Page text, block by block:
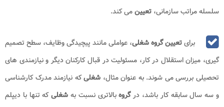
سلسله ‌مراتب سازمانی، تعیینمی ‌کند.
برایتعیین گروه شغلی، عواملی مانند پیچیدگی وظایف، سطح تصمیم
‌گیری، میزان استقلال در کار، مسئولیت در قبال کارکنان دیگر و نیازمندی ‌های
تحصیلی بررسی می ‌شوند. به عنوان مثال، شغلیکه نیازمند مدرک کارشناسی
و سه سال سابقه کار باشد، درگروهبالاتری نسبت به شغلیکه تنها با دیپلم